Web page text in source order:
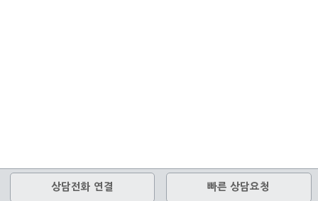
상담전화 연결 빠른 상담요청